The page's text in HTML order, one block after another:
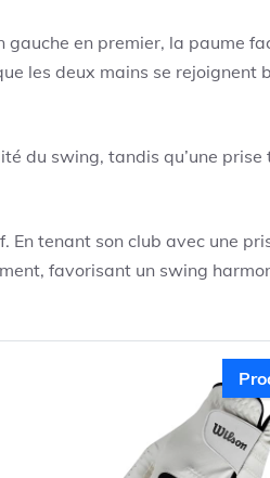
en premier, la paume
les deux mains se rejoignent
du swing, tandis qu’une prise
En tenant son club avec une
favorisant un swing